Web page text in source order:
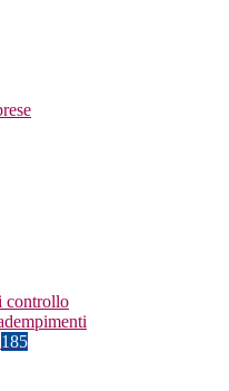
controllo
185